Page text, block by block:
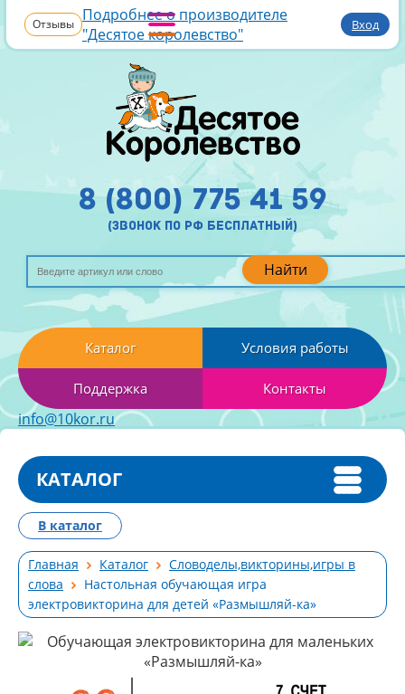
Отзывы Подробнее о производителе
"Десятое королевство"
Вход
Найти
8 (800) 775 41 59
(звонок по рф бесплатный)
Каталог Условия работы
Поддержка Контакты
info@10kor.ru
КАТАЛОГ
Главная Каталог
Словоделы,викторины,игры в
слова
Настольная обучающая игра
электровикторина для детей «Размышляй-ка»
В каталог